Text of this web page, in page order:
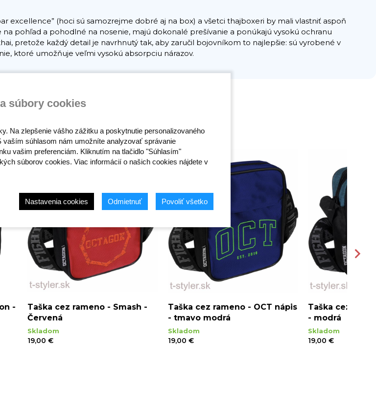
excellence” (hoci sú samozrejme dobré aj na box) a všetci thajboxeri by mali vlastniť aspoň
pohľad a pohodlné na nosenie, majú dokonalé prešívanie a ponúkajú vysokú ochranu
pretože každý detail je navrhnutý tak, aby zaručil bojovníkom to najlepšie: sú vyrobené v
ktoré umožňuje veľmi vysokú absorpciu nárazov.
-
Taška cez rameno - Smash -
Červená
Skladom
19,00 €
Taška cez rameno - OCT nápis
- tmavo modrá
Skladom
19,00 €
Taška cez
- modrá
Skladom
19,00 €
súbory cookies
Na zlepšenie vášho zážitku a poskytnutie personalizovaného
súhlasom nám umožníte analyzovať správanie
vašim preferenciám. Kliknutím na tlačidlo "Súhlasím"
súborov cookies. Viac informácií o našich cookies nájdete v
Nastavenia cookies Odmietnuť Povoliť všetko